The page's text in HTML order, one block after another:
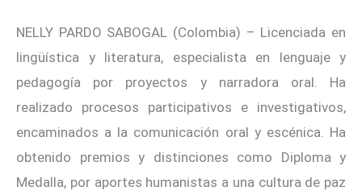
NELLY PARDO SABOGAL (Colombia) – Licenciada en
lingüística y literatura, especialista en lenguaje y
pedagogía por proyectos y narradora oral. Ha
realizado procesos participativos e investigativos,
encaminados a la comunicación oral y escénica. Ha
obtenido premios y distinciones como Diploma y
Medalla, por aportes humanistas a una cultura de paz